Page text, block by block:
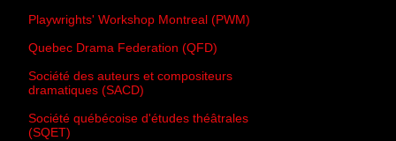
Playwrights' Workshop Montreal (PWM)
Quebec Drama Federation (QFD)
Société des auteurs et compositeurs
dramatiques (SACD)
Société québécoise d'études théâtrales
(SQET)